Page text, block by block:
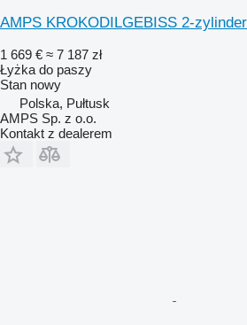
AMPS KROKODILGEBISS 2-
1 669 € ≈ 7 187 zł
Łyżka do paszy
Stan nowy
Polska, Pułtusk
AMPS Sp. z o.o.
Kontakt z dealerem